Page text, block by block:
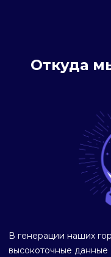
Откуда
В генерации наших
высокоточные данные